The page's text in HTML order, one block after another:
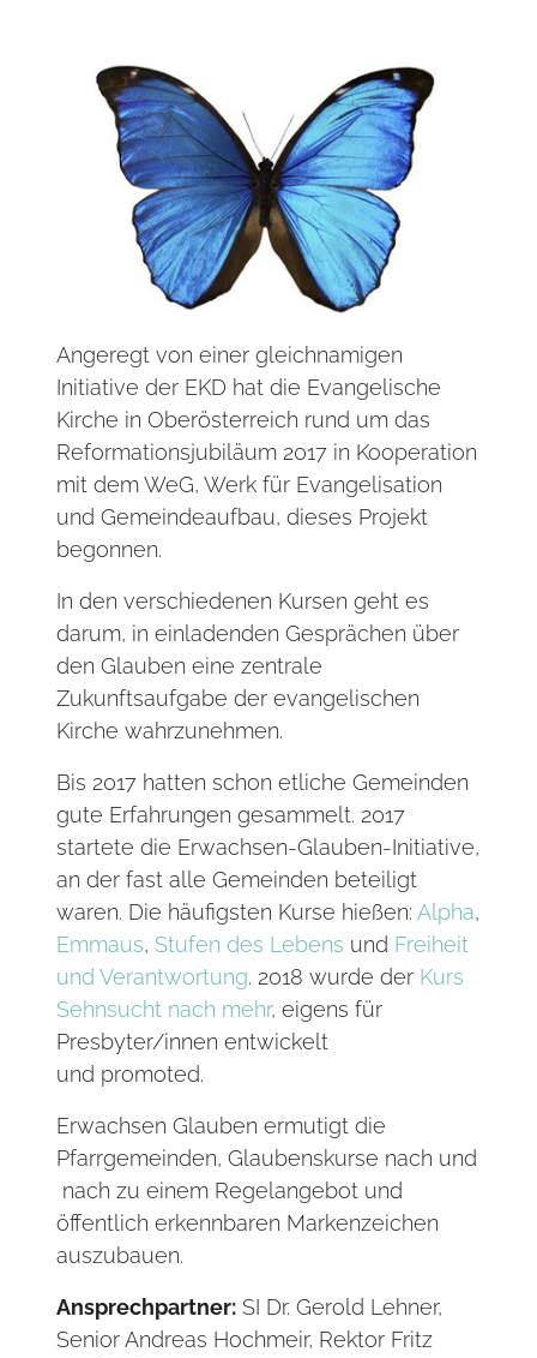
Angeregt von einer gleichnamigen
Initiative der EKD hat die Evangelische
Kirche in Oberösterreich rund um das
Reformationsjubiläum 2017 in Kooperation
mit dem WeG, Werk für Evangelisation
und Gemeindeaufbau, dieses Projekt
begonnen.
In den verschiedenen Kursen geht es
darum, in einladenden Gesprächen über
den Glauben eine zentrale
Zukunftsaufgabe der evangelischen
Kirche wahrzunehmen.
Bis 2017 hatten schon etliche Gemeinden
gute Erfahrungen gesammelt. 2017
startete die Erwachsen-Glauben-Initiative,
an der fast alle Gemeinden beteiligt
waren. Die häufigsten Kurse hießen:Alpha,
Emmaus, Stufen des Lebens und Freiheit
und Verantwortung. 2018 wurde der Kurs
Sehnsucht nach mehr, eigens für
Presbyter/innen entwickelt
und promoted.
Erwachsen Glauben ermutigt die
Pfarrgemeinden, Glaubenskurse nach und
nach zu einem Regelangebot und
öffentlich erkennbaren Markenzeichen
auszubauen.
Ansprechpartner: SI Dr. Gerold Lehner,
Senior Andreas Hochmeir, Rektor Fritz